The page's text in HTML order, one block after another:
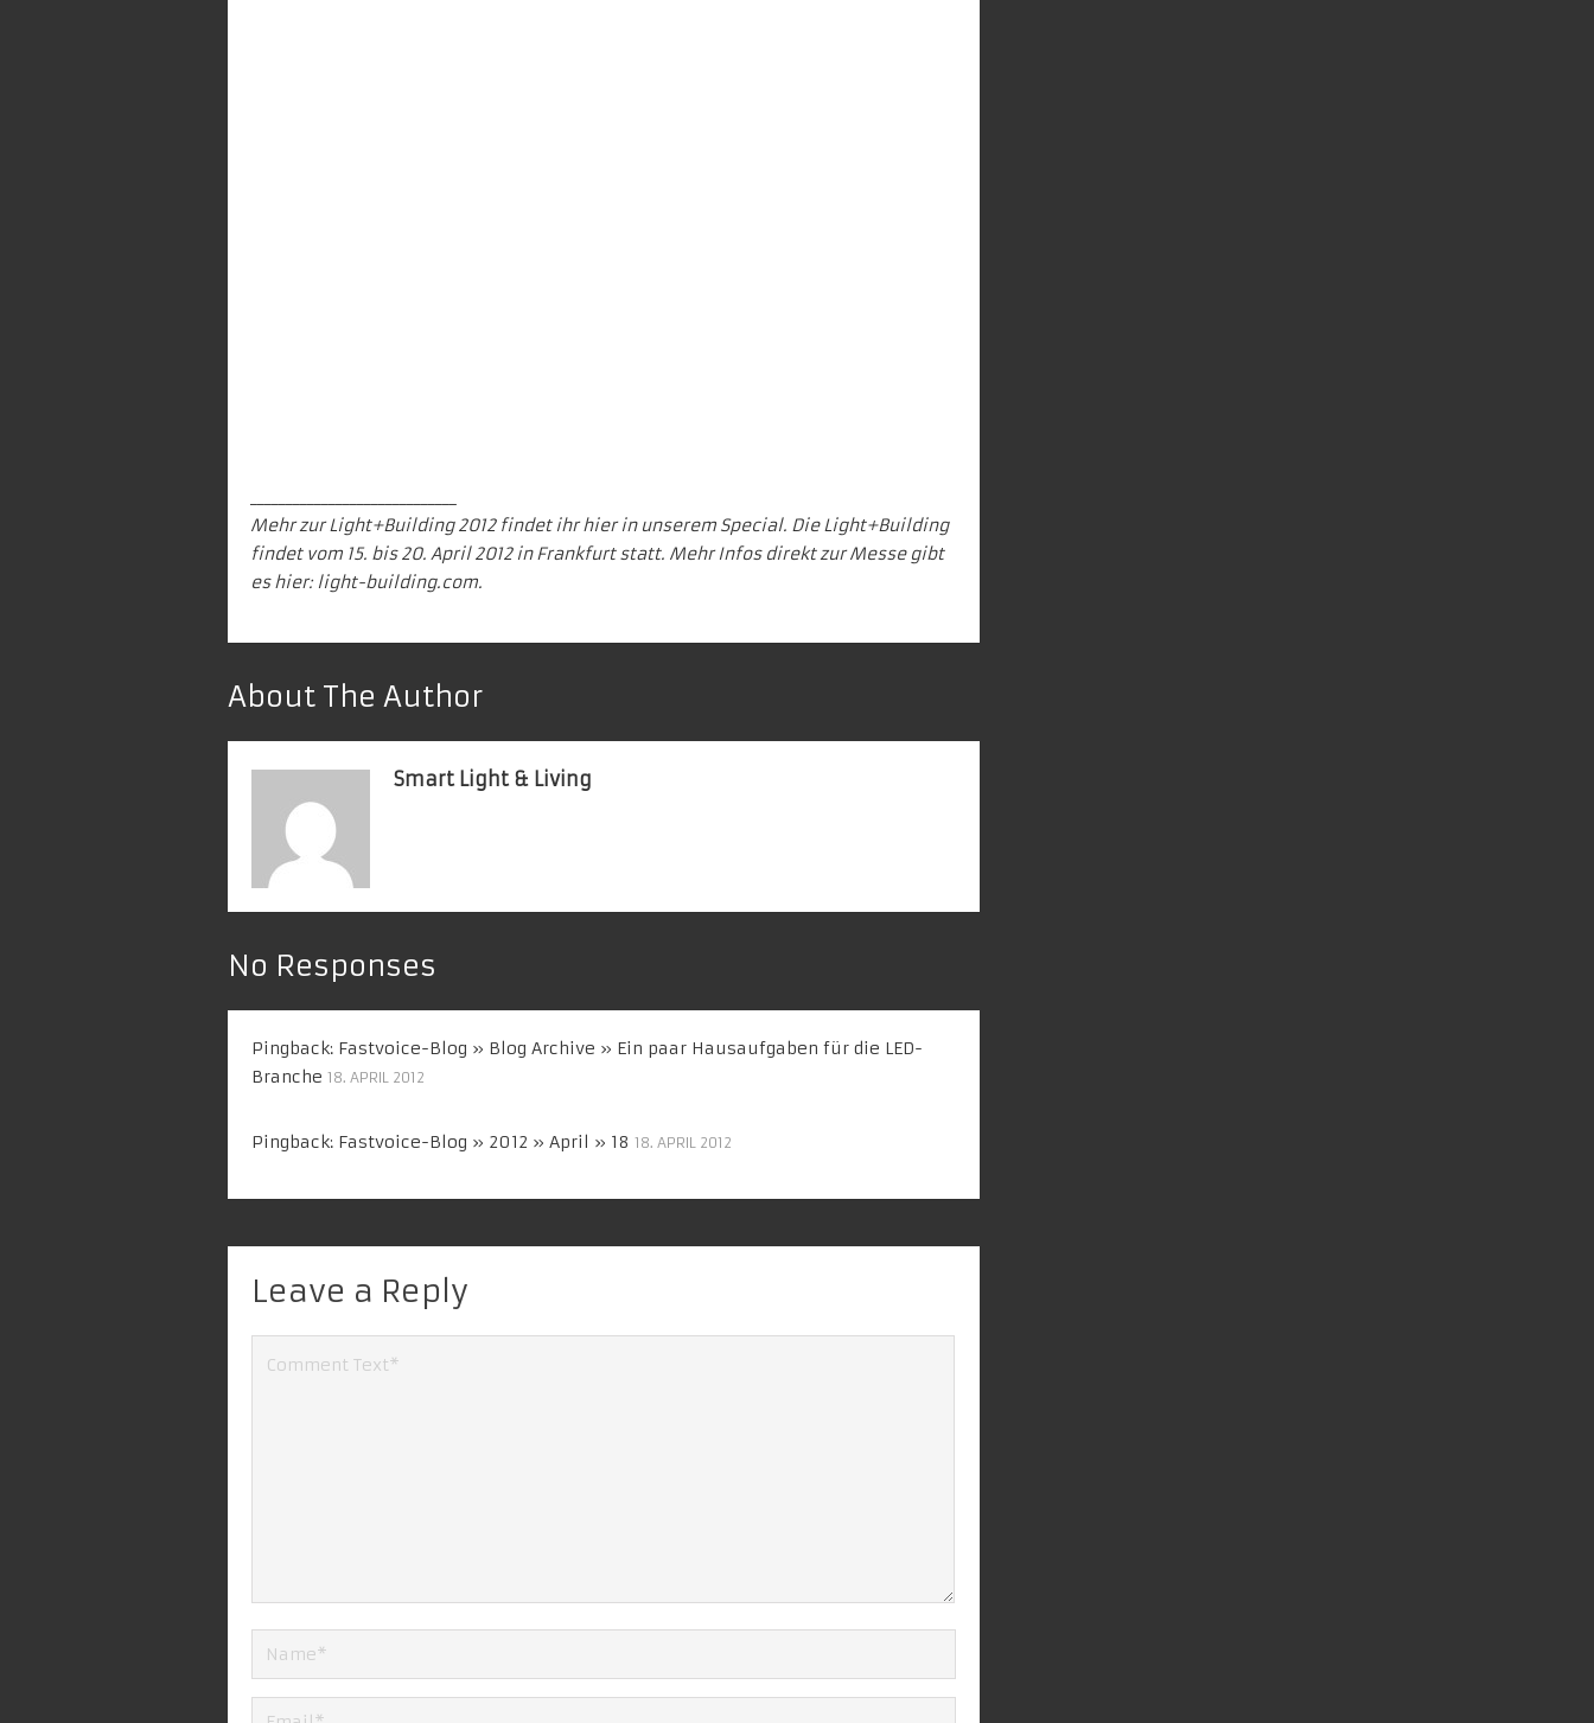
Mehr zur Light+Building 2012 findet ihrhier in unserem Special. Die Light+Building
findet vom 15. bis 20. April 2012 in Frankfurt statt. Mehr Infos direkt zur Messe gibt
es hier: light-building.com.
About The Author
Smart Light & Living
No Responses
Pingback: Fastvoice-Blog » Blog Archive » Ein paar Hausaufgaben für die LED-
Branche 18. APRIL 2012
Pingback: Fastvoice-Blog » 2012 » April » 18 18. APRIL 2012
Leave a Reply